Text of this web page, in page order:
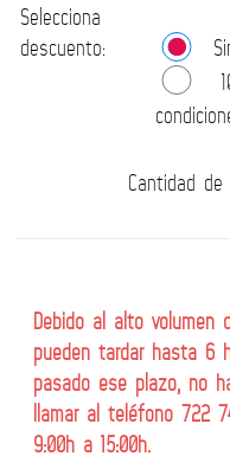
Selecciona
descuento:
Cantidad
Debido al alto volumen
pueden tardar hasta 6
pasado ese plazo, no
llamar al teléfono 722
9:00h a 15:00h.